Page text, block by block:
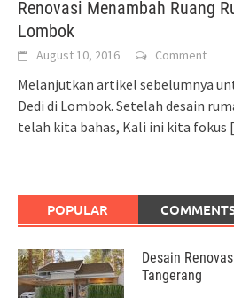
Renovasi Menambah Ruang
Lombok
August 10, 2016 Comment
Melanjutkan artikel sebelumnya
Dedi di Lombok. Setelah desain
telah kita bahas, Kali ini kita fokus
POPULAR
Desain
Tangerang